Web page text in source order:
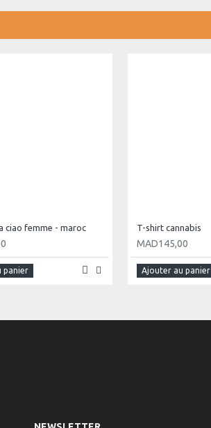
ciao femme - maroc
panier
T-shirt cannabis
MAD145,00
Ajouter au panier